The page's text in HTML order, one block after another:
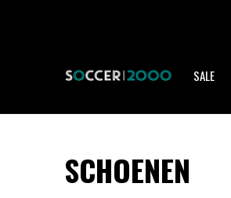
SALE
SCHOENEN